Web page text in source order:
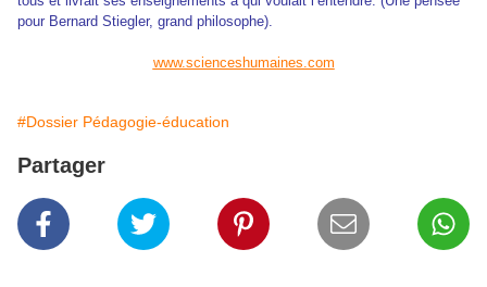
pour Bernard Stiegler, grand philosophe).
www.scienceshumaines.com
#Dossier Pédagogie-éducation
Partager